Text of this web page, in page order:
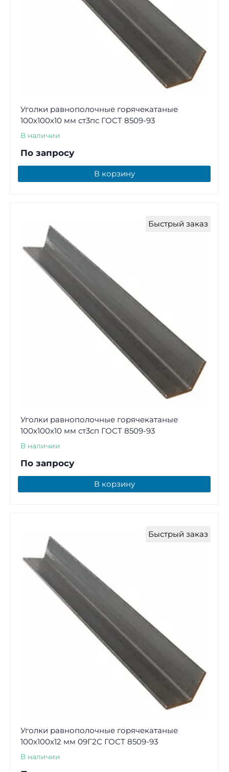
Уголки равнополочные горячекатаные
100х100х10 мм ст3пс ГОСТ 8509-93
В наличии
По запросу
В корзину
Быстрый заказ
Уголки равнополочные горячекатаные
100х100х10 мм ст3сп ГОСТ 8509-93
В наличии
По запросу
В корзину
Быстрый заказ
Уголки равнополочные горячекатаные
100х100х12 мм 09Г2С ГОСТ 8509-93
В наличии